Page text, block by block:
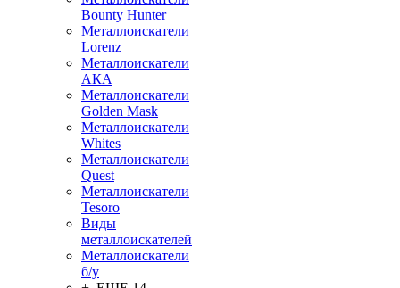
Bounty Hunter
Металлоискатели
Lorenz
Металлоискатели
АКА
Металлоискатели
Golden Mask
Металлоискатели
Whites
Металлоискатели
Quest
Металлоискатели
Tesoro
Виды
металлоискателей
Металлоискатели
б/у